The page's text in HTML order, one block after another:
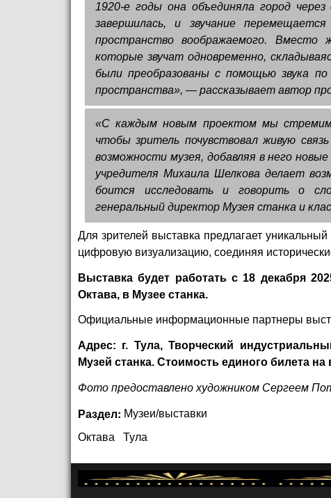
1920-е годы она объединяла город
завершилась, и звучание
пространство воображаемого. Вместо
которые звучат одновременно,
были преобразованы с помощью звука по
пространства», — рассказывает автор
«С каждым новым проектом мы
чтобы зритель почувствовал живую
возможности музея, добавляя в него
учредителя Михаила Шелкова делает
боится исследовать и говорить о
генеральный директор Музея станка и
Для зрителей выставка предлагает
цифровую визуализацию, соединяя
Выставка будет работать с 18 декабря
Октава, в Музее станка.
Официальные информационные партнеры
Адрес: г. Тула, Творческий
Музей станка. Стоимость единого билета
Фото предоставлено художником Сергеем
Раздел: Музеи/выставки
Октава
Тула